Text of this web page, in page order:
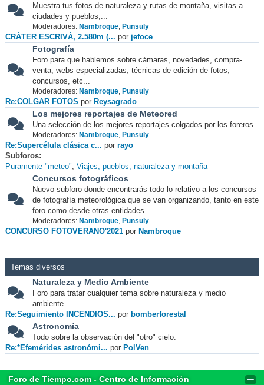
Muestra tus fotos de naturaleza y rutas de montaña, visitas a
ciudades y pueblos,...
Moderadores: Nambroque, Punsuly
CRÁTER ESCRIVÁ, 2.580m (... por jefoce
Fotografía
Foro para que hablemos sobre cámaras, novedades, compra-
venta, webs especializadas, técnicas de edición de fotos,
concursos, etc...
Moderadores: Nambroque, Punsuly
Re:COLGAR FOTOS por Reysagrado
Los mejores reportajes de Meteored
Una selección de los mejores reportajes colgados por los foreros.
Moderadores: Nambroque, Punsuly
Re:Supercélula clásica c... por rayo
Subforos
Puramente "meteo" Viajes, pueblos, naturaleza y montaña
Concursos fotográficos
Nuevo subforo donde encontrarás todo lo relativo a los concursos
de fotografía meteorológica que se van organizando, tanto en este
foro como desde otras entidades.
Moderadores: Nambroque, Punsuly
CONCURSO FOTOVERANO'2021 por Nambroque
Temas diversos
Naturaleza y Medio Ambiente
Foro para tratar cualquier tema sobre naturaleza y medio
ambiente.
Re:Seguimiento INCENDIOS... por bomberforestal
Astronomía
Todo sobre la observación del "otro" cielo.
Re:*Efemérides astronómi... por PolVen
Foro de Tiempo.com - Centro de Información